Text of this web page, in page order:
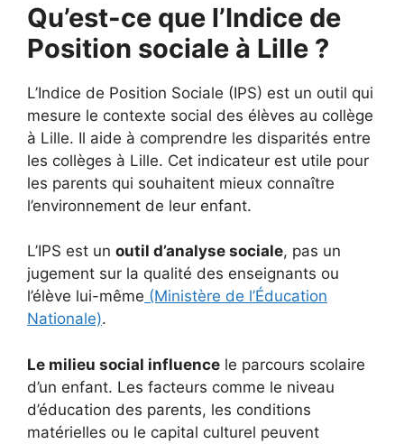
Qu’est-ce que l’Indice de
Position sociale à Lille ?
L’Indice de Position Sociale (IPS) est un outil qui
mesure le contexte social des élèves au collège
à Lille. Il aide à comprendre les disparités entre
les collèges à Lille. Cet indicateur est utile pour
les parents qui souhaitent mieux connaître
l’environnement de leur enfant.
L’IPS est un outil d’analyse sociale, pas un
jugement sur la qualité des enseignants ou
l’élève lui-même (Ministère de l’Éducation
Nationale).
Le milieu social influence le parcours scolaire
d’un enfant. Les facteurs comme le niveau
d’éducation des parents, les conditions
matérielles ou le capital culturel peuvent